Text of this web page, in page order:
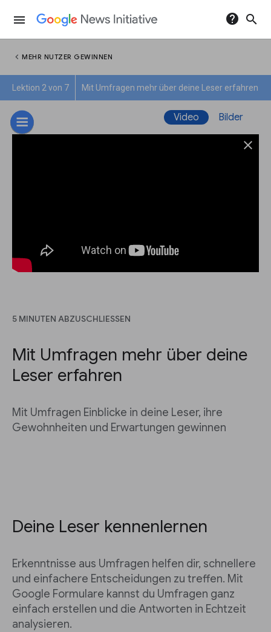
menu help search
chevron_left MEHR NUTZER GEWINNEN
Lektion 2 von 7 Mit Umfragen mehr über deine Leser erfahren
Video Bilder
close
5 MINUTEN ABZUSCHLIESSEN
Mit Umfragen mehr über deine
Leser erfahren
Mit Umfragen Einblicke in deine Leser, ihre
Gewohnheiten und Erwartungen gewinnen
Deine Leser kennenlernen
Erkenntnisse aus Umfragen helfen dir, schnellere
und einfachere Entscheidungen zu treffen. Mit
Google Formulare kannst du Umfragen ganz
einfach erstellen und die Antworten in Echtzeit
analysieren.